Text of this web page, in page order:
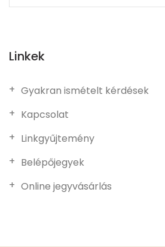
Linkek
Gyakran ismételt kérdések
Kapcsolat
Linkgyűjtemény
Belépőjegyek
Online jegyvásárlás